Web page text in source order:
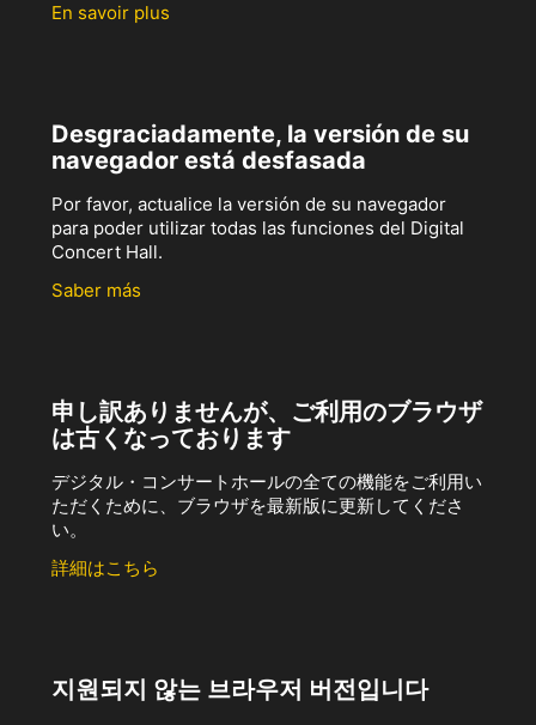
En savoir plus
Desgraciadamente, la versión de su
navegador está desfasada
Por favor, actualice la versión de su navegador
para poder utilizar todas las funciones del Digital
Concert Hall.
Saber más
申し訳ありませんが、ご利用のブラウザ
は古くなっております
デジタル・コンサートホールの全ての機能をご利用い
ただくために、ブラウザを最新版に更新してくださ
い。
詳細はこちら
지원되지 않는 브라우저 버전입니다